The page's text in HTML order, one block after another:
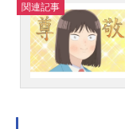
関連記事